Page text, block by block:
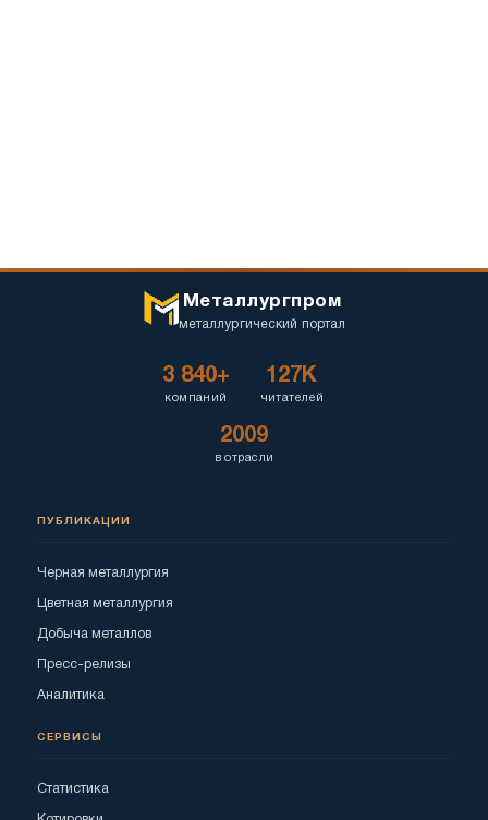
Металлургпром
металлургический портал
3 840+
компаний
127K
читателей
2009
в отрасли
ПУБЛИКАЦИИ
Черная металлургия
Цветная металлургия
Добыча металлов
Пресс-релизы
Аналитика
СЕРВИСЫ
Статистика